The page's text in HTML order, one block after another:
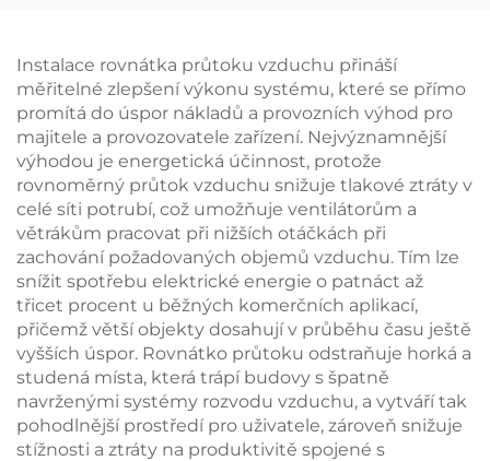
stylingový přístroj
Instalace rovnátka průtoku vzduchu přináší
měřitelné zlepšení výkonu systému, které se přímo
promítá do úspor nákladů a provozních výhod pro
majitele a provozovatele zařízení. Nejvýznamnější
výhodou je energetická účinnost, protože
rovnoměrný průtok vzduchu snižuje tlakové ztráty v
celé síti potrubí, což umožňuje ventilátorům a
větrákům pracovat při nižších otáčkách při
zachování požadovaných objemů vzduchu. Tím lze
snížit spotřebu elektrické energie o patnáct až
třicet procent u běžných komerčních aplikací,
přičemž větší objekty dosahují v průběhu času ještě
vyšších úspor. Rovnátko průtoku odstraňuje horká a
studená místa, která trápí budovy s špatně
navrženými systémy rozvodu vzduchu, a vytváří tak
pohodlnější prostředí pro uživatele, zároveň snižuje
stížnosti a ztráty na produktivitě spojené s